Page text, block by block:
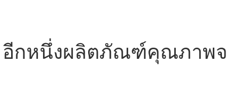
อีกหนึ่งผลิตภัณฑ์คุณภาพจ